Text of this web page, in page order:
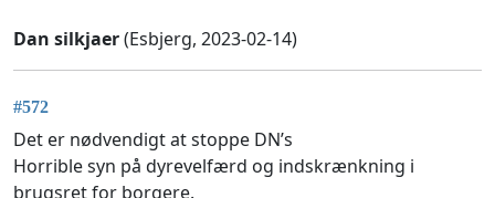
Dan silkjaer(Esbjerg, 2023-02-14)
#572
Det er nødvendigt at stoppe DN’s
Horrible syn på dyrevelfærd og indskrænkning i
brugsret for borgere.